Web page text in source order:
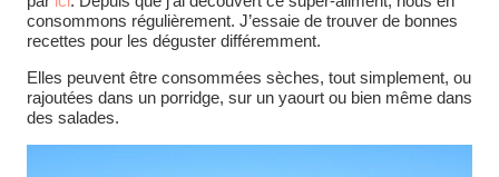
consommons régulièrement. J’essaie de trouver de bonnes
recettes pour les déguster différemment.
Elles peuvent être consommées sèches, tout simplement, ou
rajoutées dans un porridge, sur un yaourt ou bien même dans
des salades.